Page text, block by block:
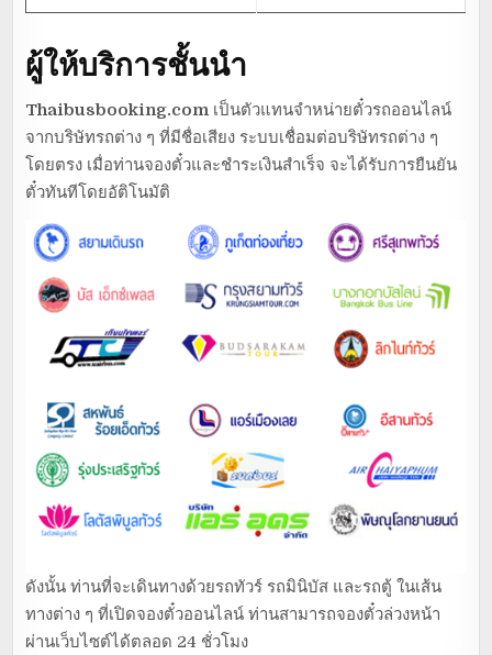
ผู้ให้บริการชั้นนำ
Thaibusbooking.com เป็นตัวแทนจำหน่ายตั๋วรถออนไลน์
จากบริษัทรถต่าง ๆ ที่มีชื่อเสียง ระบบเชื่อมต่อบริษัทรถต่าง ๆ
โดยตรง เมื่อท่านจองตั๋วและชำระเงินสำเร็จ จะได้รับการยืนยัน
ตั๋วทันทีโดยอัติโนมัติ
ดังนั้น ท่านที่จะเดินทางด้วยรถทัวร์ รถมินิบัส และรถตู้ ในเส้น
ทางต่าง ๆ ที่เปิดจองตั๋วออนไลน์ ท่านสามารถจองตั๋วล่วงหน้า
ผ่านเว็บไซต์ได้ตลอด 24 ชั่วโมง